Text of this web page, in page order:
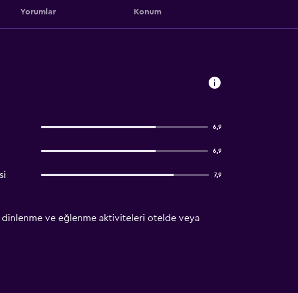
Yorumlar Konum
6,9
6,9
7,9
dinlenme ve eğlenme aktiviteleri otelde veya